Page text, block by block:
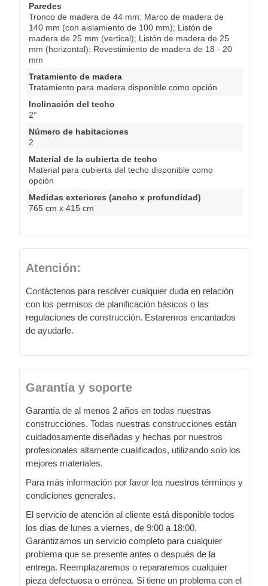
Paredes
Tronco de madera de 44 mm; Marco de madera de
140 mm (con aislamiento de 100 mm); Listón de
madera de 25 mm (vertical); Listón de madera de 25
mm (horizontal); Revestimiento de madera de 18 - 20
mm
Tratamiento de madera
Tratamiento para madera disponible como opción
Inclinación del techo
2°
Número de habitaciones
2
Material de la cubierta de techo
Material para cubierta del techo disponible como
opción
Medidas exteriores (ancho x profundidad)
765 cm x 415 cm
Atención:
Contáctenos para resolver cualquier duda en relación
con los permisos de planificación básicos o las
regulaciones de construcción. Estaremos encantados
de ayudarle.
Garantía y soporte
Garantía de al menos 2 años en todas nuestras
construcciones. Todas nuestras construcciones están
cuidadosamente diseñadas y hechas por nuestros
profesionales altamente cualificados, utilizando solo los
mejores materiales.
Para más información por favor lea nuestros términos y
condiciones generales.
El servicio de atención al cliente está disponible todos
los días de lunes a viernes, de 9:00 a 18:00.
Garantizamos un servicio completo para cualquier
problema que se presente antes o después de la
entrega. Reemplazaremos o repararemos cualquier
pieza defectuosa o errónea. Si tiene un problema con el